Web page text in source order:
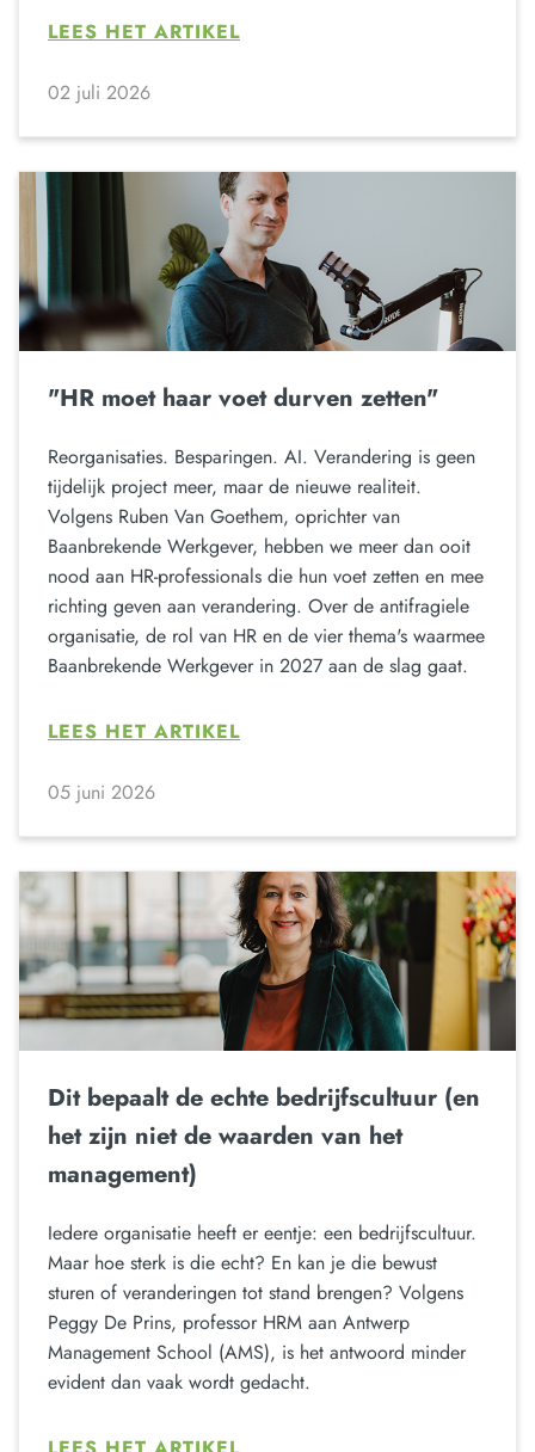
LEES HET ARTIKEL
02 juli 2026
"HR moet haar voet durven zetten"
Reorganisaties. Besparingen. AI. Verandering is geen
tijdelijk project meer, maar de nieuwe realiteit.
Volgens Ruben Van Goethem, oprichter van
Baanbrekende Werkgever, hebben we meer dan ooit
nood aan HR-professionals die hun voet zetten en mee
richting geven aan verandering. Over de antifragiele
organisatie, de rol van HR en de vier thema's waarmee
Baanbrekende Werkgever in 2027 aan de slag gaat.
LEES HET ARTIKEL
05 juni 2026
Dit bepaalt de echte bedrijfscultuur (en
het zijn niet de waarden van het
management)
Iedere organisatie heeft er eentje: een bedrijfscultuur.
Maar hoe sterk is die echt? En kan je die bewust
sturen of veranderingen tot stand brengen? Volgens
Peggy De Prins, professor HRM aan Antwerp
Management School (AMS), is het antwoord minder
evident dan vaak wordt gedacht.